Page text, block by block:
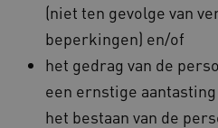
(niet ten gevolge van
beperkingen) en/of
het gedrag van de
een ernstige
het bestaan van de
UMB_SESSION